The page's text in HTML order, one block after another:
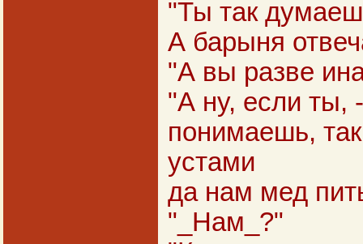
"Ты так
А барыня
"А вы разве
"А ну, если ты,
понимаешь,
устами
да нам мед
"_Нам_?"